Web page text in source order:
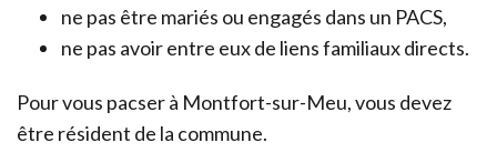
ne pas être mariés ou engagés dans un PACS,
ne pas avoir entre eux de liens familiaux directs.
Pour vous pacser à Montfort-sur-Meu, vous devez
être résident de la commune.